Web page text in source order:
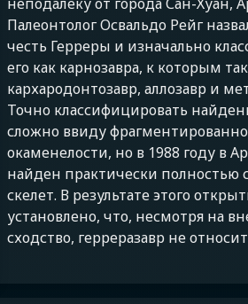
Палеонтолог Освальдо Рейг
честь Герреры и изначально
его как карнозавра, к которым
кархародонтозавр, аллозавр и
Точно классифицировать
сложно ввиду
окаменелости, но в 1988 году в
найден практически полностью
скелет. В результате этого
установлено, что, несмотря на
сходство, герреразавр не